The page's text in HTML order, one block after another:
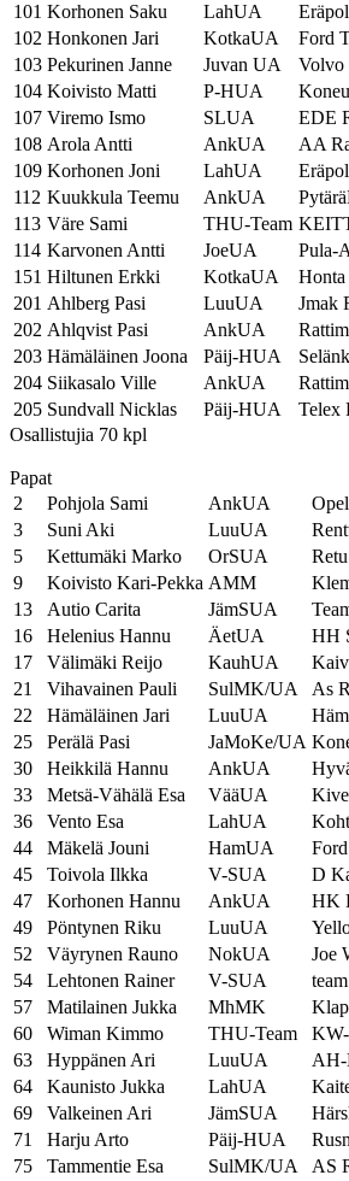
101 Korhonen Saku LahUA
102 Honkonen Jari KotkaUA
Ford
103 Pekurinen Janne Juvan UA
Volvo
104 Koivisto Matti P-HUA
107 Viremo Ismo SLUA
EDE
108 Arola Antti AnkUA
AA
109 Korhonen Joni LahUA
112 Kuukkula Teemu AnkUA
113 Väre Sami THU-Team
114 Karvonen Antti JoeUA
Pula-
151 Hiltunen Erkki KotkaUA
Honta
201 Ahlberg Pasi LuuUA
Jmak
202 Ahlqvist Pasi AnkUA
203 Hämäläinen Joona Päij-HUA
204 Siikasalo Ville AnkUA
205 Sundvall Nicklas Päij-HUA
Telex
Osallistujia 70 kpl
Papat
2
Pohjola Sami AnkUA
Opel
3
Suni Aki LuuUA
5
Kettumäki Marko OrSUA
9
Koivisto Kari-Pekka AMM
13
Autio Carita JämSUA
16
Helenius Hannu ÄetUA
HH
17
Välimäki Reijo KauhUA
21
Vihavainen Pauli SulMK/UA
As
22
Hämäläinen Jari LuuUA
25
Perälä Pasi JaMoKe/UA
30
Heikkilä Hannu AnkUA
33
Metsä-Vähälä Esa VääUA
36
Vento Esa LahUA
44
Mäkelä Jouni HamUA
45
Toivola Ilkka V-SUA
D
47
Korhonen Hannu AnkUA
HK
49
Pöntynen Riku LuuUA
52
Väyrynen Rauno NokUA
Joe
54
Lehtonen Rainer V-SUA
57
Matilainen Jukka MhMK
60
Wiman Kimmo THU-Team
63
Hyppänen Ari LuuUA
AH-
64
Kaunisto Jukka LahUA
69
Valkeinen Ari JämSUA
71
Harju Arto Päij-HUA
75
Tammentie Esa SulMK/UA
AS